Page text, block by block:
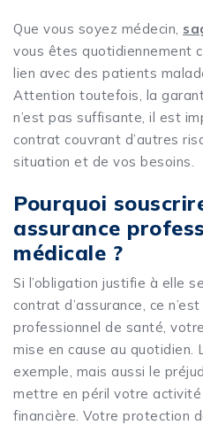
Que vous soyez médecin,
vous êtes quotidiennement
lien avec des patients
Attention toutefois, la
n’est pas suffisante, il est
contrat couvrant d’autres
situation et de vos besoins.
Pourquoi
assurance
médicale ?
Si l’obligation justifie à elle
contrat d’assurance, ce
professionnel de santé,
mise en cause au quotidien.
exemple, mais aussi le
mettre en péril votre
financière. Votre protection